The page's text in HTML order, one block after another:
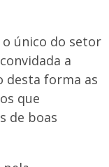
o único do setor
a
desta forma as
que
de boas